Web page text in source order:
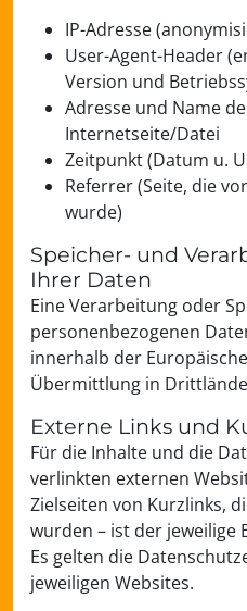
IP-Adresse
User-Agent-Header
Version und
Adresse und Name
Internetseite/Datei
Zeitpunkt (Datum u.
Referrer (Seite, die
wurde)
Speicher- und
Ihrer Daten
Eine Verarbeitung oder
personenbezogenen
innerhalb der
Übermittlung in
Externe Links und
Für die Inhalte und die
verlinkten externen
Zielseiten von Kurzlinks,
wurden – ist der
Es gelten die
jeweiligen Websites.